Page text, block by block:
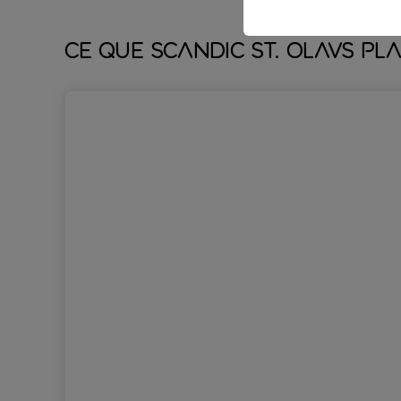
Ce que Scandic St. Olavs